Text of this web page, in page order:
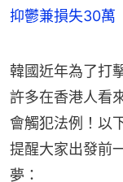
抑鬱兼損失30萬
韓國近年為了打
許多在香港人看
會觸犯法例！以
提醒大家出發前
夢：